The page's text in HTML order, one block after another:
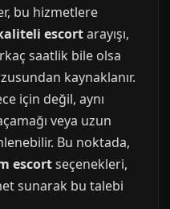
bu hizmetlere
escortarayışı,
saatlik bile olsa
kaynaklanır.
için değil, aynı
veya uzun
Bu noktada,
escortseçenekleri,
sunarak bu talebi